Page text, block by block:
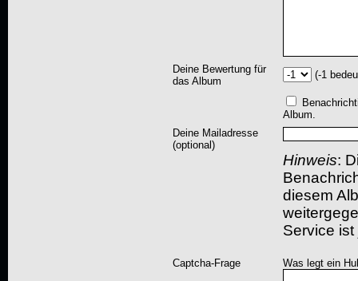
Deine Bewertung für
das Album
(-1
Album.
Deine Mailadresse
(optional)
Hinweis:
diesem
Service
Captcha-Frage Was legt ein